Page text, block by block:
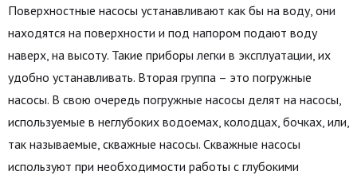
Поверхностные насосы устанавливают как бы на воду, они
находятся на поверхности и под напором подают воду
наверх, на высоту. Такие приборы легки в эксплуатации, их
удобно устанавливать. Вторая группа – это погружные
насосы. В свою очередь погружные насосы делят на насосы,
используемые в неглубоких водоемах, колодцах, бочках, или,
так называемые, скважные насосы. Скважные насосы
используют при необходимости работы с глубокими